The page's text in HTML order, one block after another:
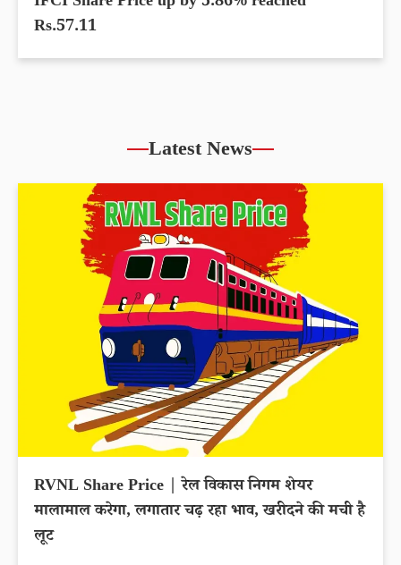
Rs.57.11
Latest News
RVNL Share Price | रेल विकास निगम शेयर
मालामाल करेगा, लगातार चढ़ रहा भाव, खरीदने की मची है
लूट